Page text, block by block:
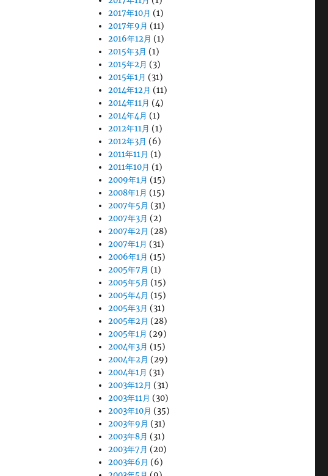
2017年10月 (1)
2017年9月 (11)
2016年12月 (1)
2015年3月 (1)
2015年2月 (3)
2015年1月 (31)
2014年12月 (11)
2014年11月 (4)
2014年4月 (1)
2012年11月 (1)
2012年3月 (6)
2011年11月 (1)
2011年10月 (1)
2009年1月 (15)
2008年1月 (15)
2007年5月 (31)
2007年3月 (2)
2007年2月 (28)
2007年1月 (31)
2006年1月 (15)
2005年7月 (1)
2005年5月 (15)
2005年4月 (15)
2005年3月 (31)
2005年2月 (28)
2005年1月 (29)
2004年3月 (15)
2004年2月 (29)
2004年1月 (31)
2003年12月 (31)
2003年11月 (30)
2003年10月 (35)
2003年9月 (31)
2003年8月 (31)
2003年7月 (20)
2003年6月 (6)